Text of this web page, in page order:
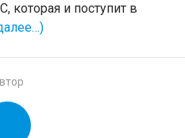
которая и поступит в